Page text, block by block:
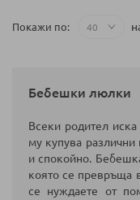
Покажи по
Бебешки люлки
Всеки родител
му купува различни
и спокойно.
която се превръща
се нуждаете от